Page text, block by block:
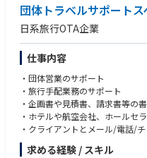
4. 障害時の状況把握や他チーム
5. アウトソース先企業との各種
レクション、個別事象対応の方
み、運用改善依頼など）※実顧
6. グループ会社とのコールセン
■ポジションの魅力／キャリアの
・マルチプロダクトを支える仕
複数のSaaSプロダクトを横断的
発や営業チームと連携しながら
トの枠を超えたダイナミックな
・テクニカルな素養をお持ちの
ば尚良し）
・複数のSaaS製品を扱う企業で
・型化されていない状況を整理
・ホスピタリティと顧客体験を
ルでの効率化は求められます）
■求める人物像
・複数の製品や連携体制の中で
適化のバランスの実現に興味・
・複雑な課題に対しても「待ち
的にアクション」できる方
団体トラベルサポート
日系旅行OTA企業
仕事内容
・団体営業のサポート
・旅行手配業務のサポート
・企画書や見積書、請求書等の
・ホテルや航空会社、ホールセ
・クライアントとメール/電話/
・旅のしおり、出入国書類、ネー
求める経験 / スキル